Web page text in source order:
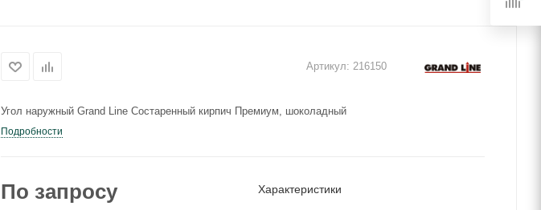
Артикул: 216150
Угол наружный Grand Line Состаренный кирпич Премиум, шоколадный
Подробности
По запросу Характеристики